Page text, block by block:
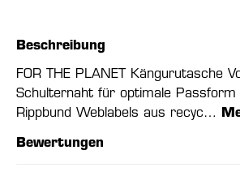
Beschreibung
FOR THE PLANET Kängurutasche
Schulternaht für optimale Passform
Rippbund Weblabels aus recyc…
Bewertungen